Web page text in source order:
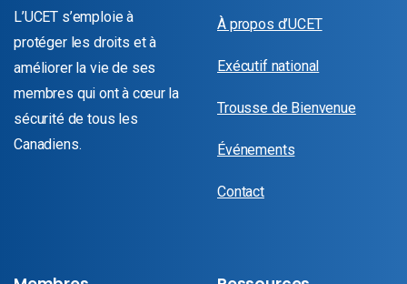
L’UCET s’emploie à
protéger les droits et à
améliorer la vie de ses
membres qui ont à cœur la
sécurité de tous les
Canadiens.
À propos d’UCET
Exécutif national
Trousse de Bienvenue
Événements
Contact